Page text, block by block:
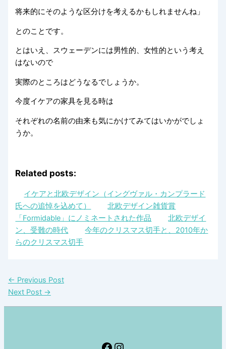
将来的にそのような区分けを考えるかもしれませんね」
とのことです。
とはいえ、スウェーデンには男性的、女性的という考え
はないので
実際のところはどうなるでしょうか。
今度イケアの家具を見る時は
それぞれの名前の由来も気にかけてみてはいかがでしょ
うか。
Related posts:
イケアと北欧デザイン（イングヴァル・カンプラード
氏への追悼を込めて）
北欧デザイン雑貨賞
「Formidable」にノミネートされた作品
北欧デザイ
ン、受難の時代
今年のクリスマス切手と、2010年か
らのクリスマス切手
← Previous Post
Next Post →